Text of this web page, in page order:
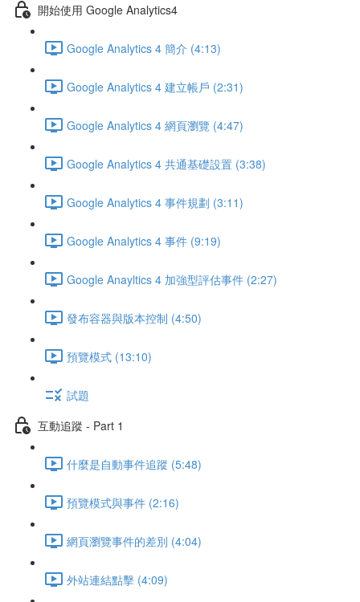
開始使用 Google Analytics4
Google Analytics 4 簡介 (4:13)
Google Analytics 4 建立帳戶 (2:31)
Google Analytics 4 網頁瀏覽 (4:47)
Google Analytics 4 共通基礎設置 (3:38)
Google Analytics 4 事件規劃 (3:11)
Google Analytics 4 事件 (9:19)
Google Anayltics 4 加強型評估事件 (2:27)
發布容器與版本控制 (4:50)
預覽模式 (13:10)
試題
互動追蹤 - Part 1
什麼是自動事件追蹤 (5:48)
預覽模式與事件 (2:16)
網頁瀏覽事件的差別 (4:04)
外站連結點擊 (4:09)